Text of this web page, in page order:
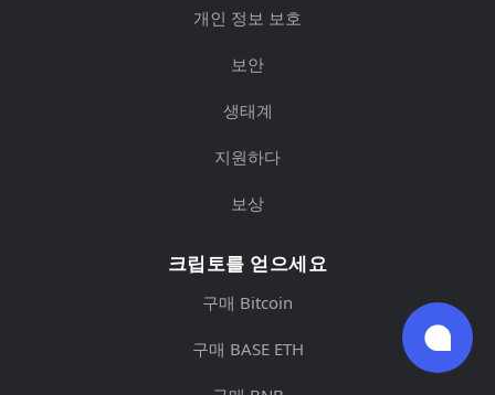
개인 정보 보호
보안
생태계
지원하다
보상
크립토를 얻으세요
구매 Bitcoin
구매 BASE ETH